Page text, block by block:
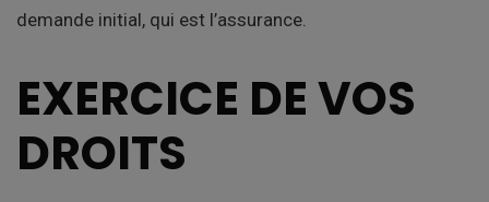
demande initial, qui est l’assurance.
EXERCICE DE VOS
DROITS